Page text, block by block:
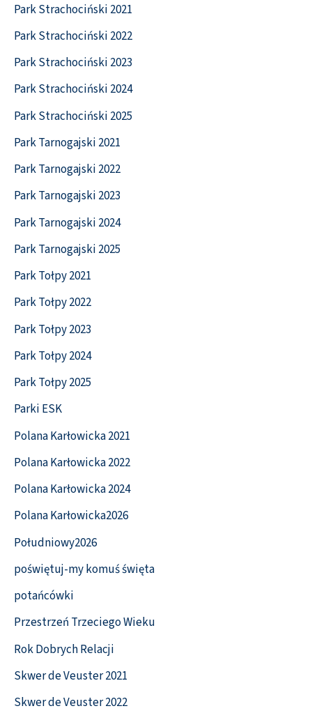
Park Strachociński 2021
Park Strachociński 2022
Park Strachociński 2023
Park Strachociński 2024
Park Strachociński 2025
Park Tarnogajski 2021
Park Tarnogajski 2022
Park Tarnogajski 2023
Park Tarnogajski 2024
Park Tarnogajski 2025
Park Tołpy 2021
Park Tołpy 2022
Park Tołpy 2023
Park Tołpy 2024
Park Tołpy 2025
Parki ESK
Polana Karłowicka 2021
Polana Karłowicka 2022
Polana Karłowicka 2024
Polana Karłowicka2026
Południowy2026
poświętuj-my komuś święta
potańcówki
Przestrzeń Trzeciego Wieku
Rok Dobrych Relacji
Skwer de Veuster 2021
Skwer de Veuster 2022